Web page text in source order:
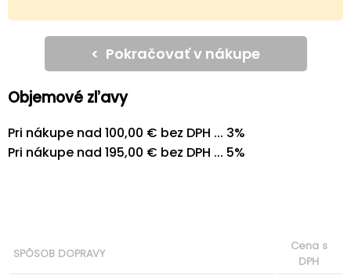
< Pokračovať v nákupe
Objemové zľavy
Pri nákupe nad 100,00 € bez DPH ... 3%
Pri nákupe nad 195,00 € bez DPH ... 5%
SPÔSOB DOPRAVY
Cena s
DPH